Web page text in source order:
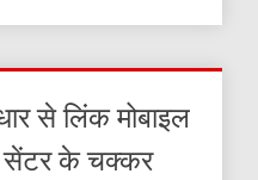
से लिंक मोबाइल
सेंटर के चक्कर